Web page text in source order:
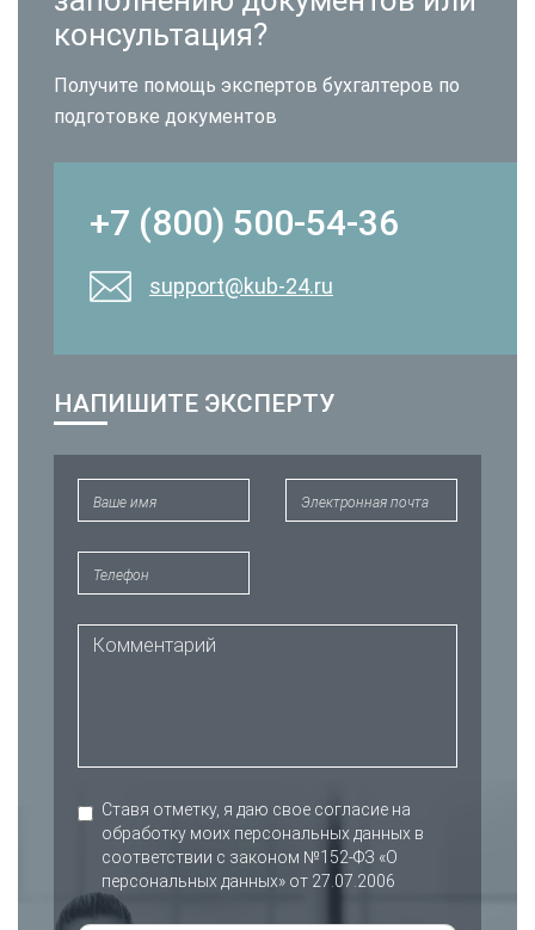
консультация?
Получите помощь экспертов бухгалтеров по
подготовке документов
+7 (800) 500-54-36
support@kub-24.ru
НАПИШИТЕ ЭКСПЕРТУ
Ставя отметку, я даю свое согласие на
обработку моих персональных данных в
соответствии с законом №152-ФЗ «О
персональных данных» от 27.07.2006